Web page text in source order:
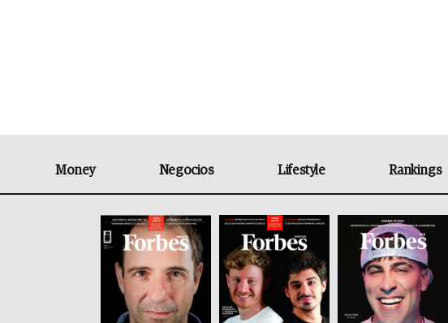
Money Negocios Lifestyle Rankings